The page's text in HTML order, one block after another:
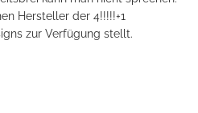
Hersteller der 4!!!!!+1
zur Verfügung stellt.